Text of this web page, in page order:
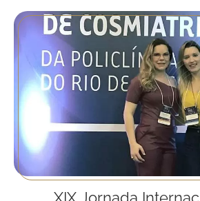
XIX Jornada